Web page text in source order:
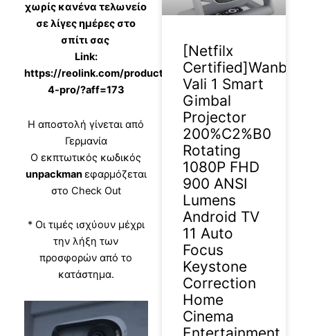
χωρίς κανένα τελωνείο
σε λίγες ημέρες στο
σπίτι σας
Link:
https://reolink.com/product/argus-
4-pro/?aff=173
Η αποστολή γίνεται από
Γερμανία
Ο εκπτωτικός κωδικός
unpackmanεφαρμόζεται
στο Check Out
* Οι τιμές ισχύουν μέχρι
την λήξη των
προσφορών από το
κατάστημα.
[Netfilx
Certified]Wanbo
Vali 1 Smart
Gimbal
Projector
200%C2%B0
Rotating
1080P FHD
900 ANSI
Lumens
Android TV
11 Auto
Focus
Keystone
Correction
Home
Cinema